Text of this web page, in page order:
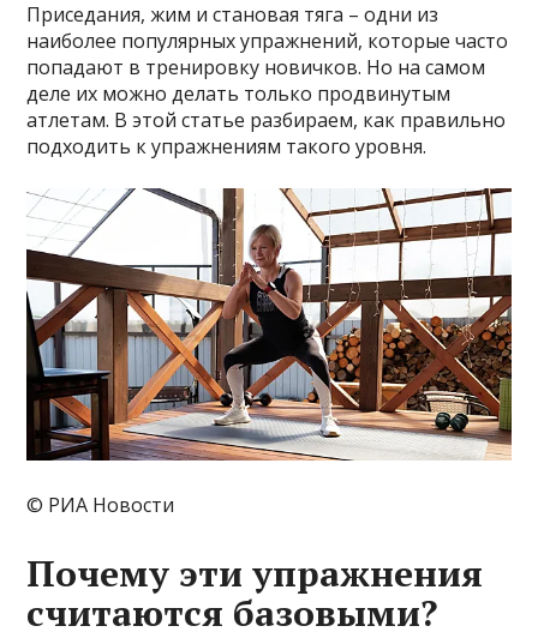
Приседания, жим и становая тяга – одни из
наиболее популярных упражнений, которые часто
попадают в тренировку новичков. Но на самом
деле их можно делать только продвинутым
атлетам. В этой статье разбираем, как правильно
подходить к упражнениям такого уровня.
© РИА Новости
Почему эти упражнения
считаются базовыми?